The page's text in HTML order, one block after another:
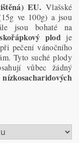
EU.Vlašské
ve 100g) a jsou
jsou bohaté na
skořápkový plod je
pečení vánočního
Tyto suché plody
vůbec žádný
nízkosacharidových